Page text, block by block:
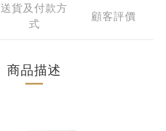
送貨及付款方
式
顧客評價
商品描述